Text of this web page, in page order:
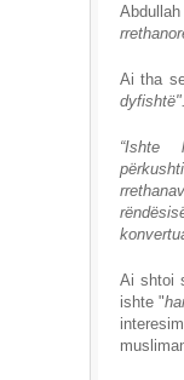
Ai tha
dyfishtë".
“Ishte
Ai shtoi
ishte "